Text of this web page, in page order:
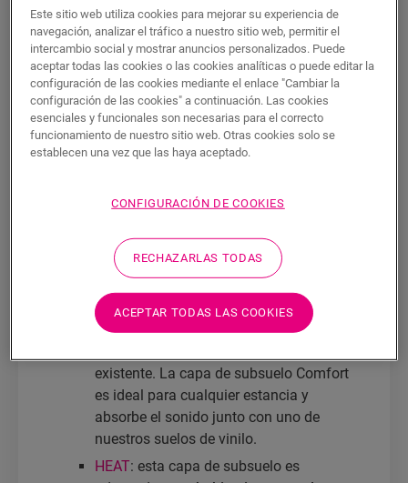
aspecto, la calidad y la comodidad finales
del suelo de vinilo de Quick-Step. Por ello,
recomendamos el uso de una capa de
subsuelo específica para el vinilo.
Estas se diseñan exclusivamente para
utilizarse con los suelos de vinilo de Quick-
Step con el objetivo de crear una base de
conservar las cualidades concretas del
Puede elegir entretres tipos diferentes
capas de subsuelo, todas ellas
compatibles conAlpha Vinyl(*):
COMFORT: esta capa de subsuelo
existente. La capa de subsuelo Comfort
es ideal para cualquier estancia y
absorbe el sonido junto con uno de
nuestros suelos de vinilo.
HEAT: esta capa de subsuelo es
Este sitio web utiliza cookies para mejorar su experiencia de
navegación, analizar el tráfico a nuestro sitio web, permitir el
intercambio social y mostrar anuncios personalizados. Puede
aceptar todas las cookies o las cookies analíticas o puede editar la
configuración de las cookies mediante el enlace "Cambiar la
configuración de las cookies" a continuación. Las cookies
esenciales y funcionales son necesarias para el correcto
funcionamiento de nuestro sitio web. Otras cookies solo se
establecen una vez que las haya aceptado.
CONFIGURACIÓN DE COOKIES
RECHAZARLAS TODAS
ACEPTAR TODAS LAS COOKIES